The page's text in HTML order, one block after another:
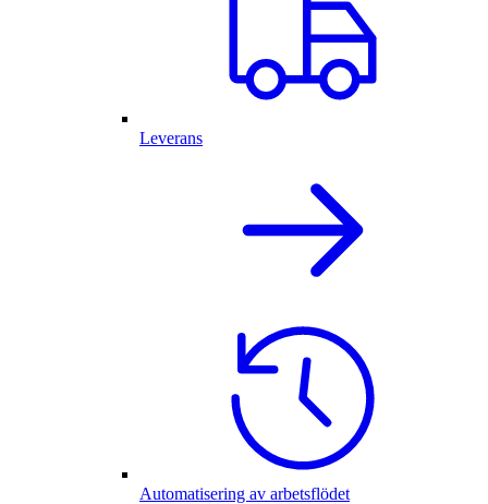
Leverans
Automatisering av arbetsflödet